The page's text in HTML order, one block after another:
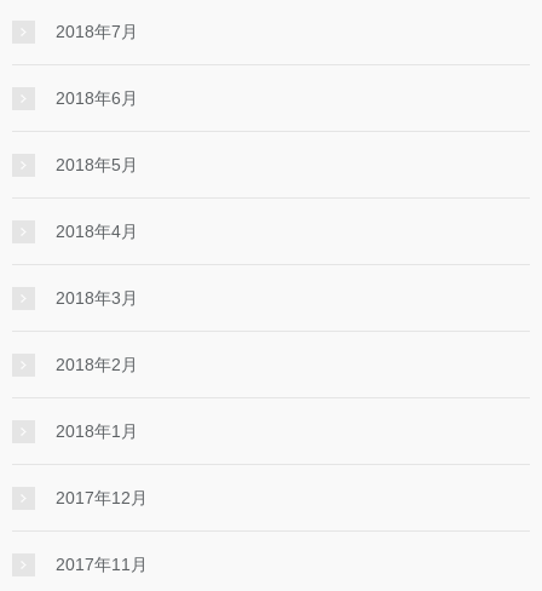
2018年7月
2018年6月
2018年5月
2018年4月
2018年3月
2018年2月
2018年1月
2017年12月
2017年11月